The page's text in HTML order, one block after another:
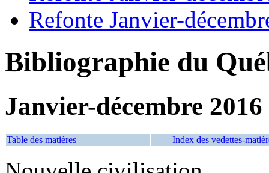
Refonte Janvier-
Bibliographie du
Janvier-décembre 2016
Table des matières Index des vedettes-